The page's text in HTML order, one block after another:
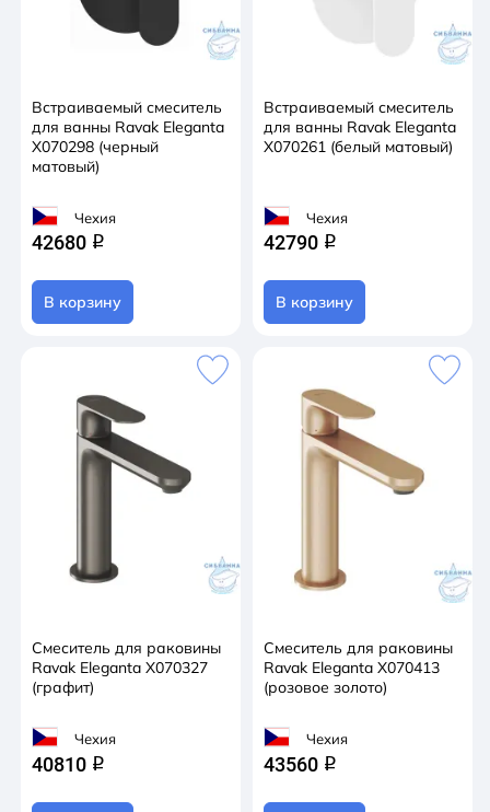
Встраиваемый смеситель
для ванны Ravak Eleganta
X070298 (черный
матовый)
Чехия
42680 q
В корзину
Встраиваемый смеситель
для ванны Ravak Eleganta
X070261 (белый матовый)
Чехия
42790 q
В корзину
Смеситель для раковины
Ravak Eleganta X070327
(графит)
Чехия
40810 q
Смеситель для раковины
Ravak Eleganta X070413
(розовое золото)
Чехия
43560 q